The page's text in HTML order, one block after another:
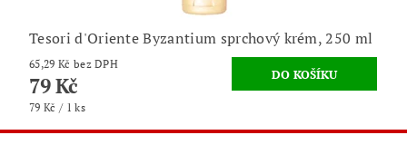
Tesori d'Oriente Byzantium sprchový krém, 250 ml
65,29 Kč bez DPH
79 Kč
79 Kč / 1 ks